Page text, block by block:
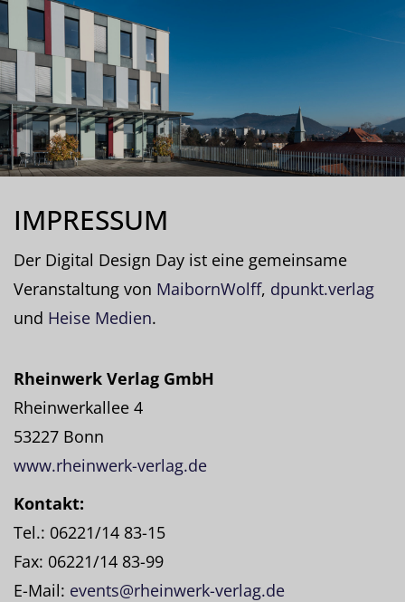
IMPRESSUM
Der Digital Design Day ist eine gemeinsame
Veranstaltung von MaibornWolff, dpunkt.verlag
und Heise Medien.
Rheinwerk Verlag GmbH
Rheinwerkallee 4
53227 Bonn
www.rheinwerk-verlag.de
Kontakt:
Tel.: 06221/14 83-15
Fax: 06221/14 83-99
E-Mail: events@rheinwerk-verlag.de